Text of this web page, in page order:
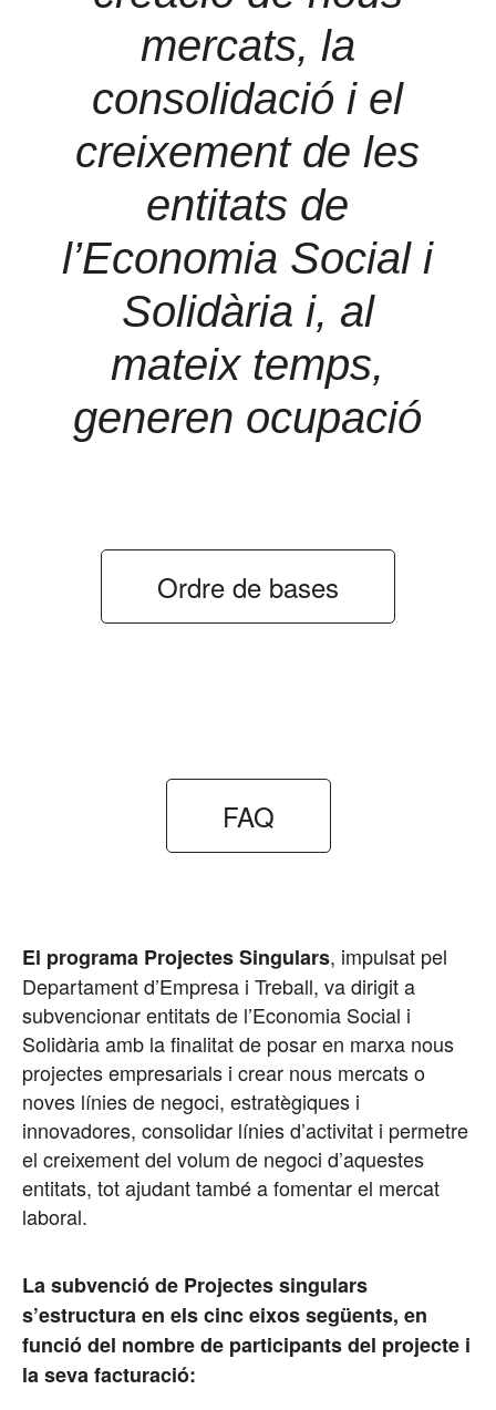
mercats, la
consolidació i el
creixement de les
entitats de
l’Economia Social i
Solidària i, al
mateix temps,
generen ocupació
Ordre de bases
FAQ
El programa Projectes Singulars, impulsat pel
Departament d’Empresa i Treball, va dirigit a
subvencionar entitats de l’Economia Social i
Solidària amb la finalitat de posar en marxa nous
projectes empresarials i crear nous mercats o
noves línies de negoci, estratègiques i
innovadores, consolidar línies d’activitat i permetre
el creixement del volum de negoci d’aquestes
entitats, tot ajudant també a fomentar el mercat
laboral.
La subvenció de Projectes singulars
s’estructura en els cinc eixos següents, en
funció del nombre de participants del projecte i
la seva facturació: